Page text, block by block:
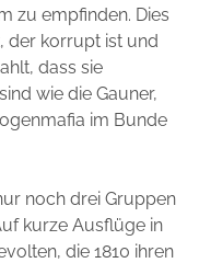
zu empfinden. Dies
der korrupt ist und
dass sie
wie die Gauner,
im Bunde
noch drei Gruppen
kurze Ausflüge in
die 1810 ihren